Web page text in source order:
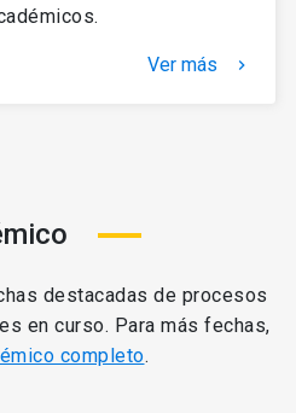
Ver más keyboard_arrow_right
destacadas de procesos
en curso. Para más fechas,
completo.